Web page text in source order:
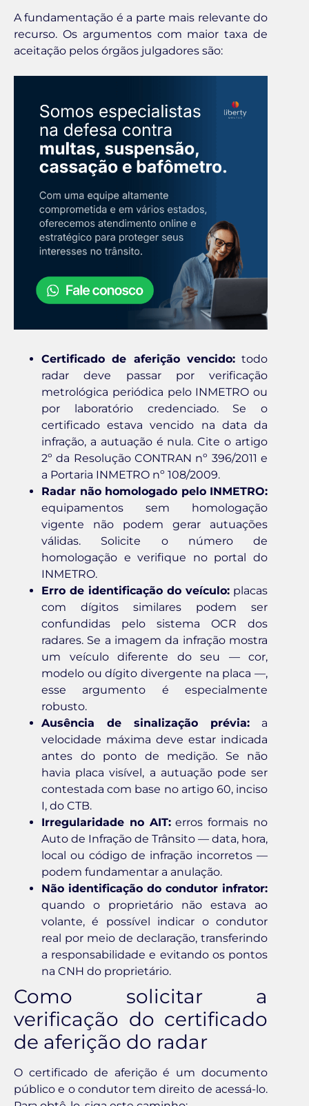
A fundamentação é a parte mais relevante do
recurso. Os argumentos com maior taxa de
aceitação pelos órgãos julgadores são:
Certificado de aferição vencido:todo
radar deve passar por verificação
metrológica periódica pelo INMETRO ou
por laboratório credenciado. Se o
certificado estava vencido na data da
infração, a autuação é nula. Cite o artigo
2º da Resolução CONTRAN nº 396/2011 e
a Portaria INMETRO nº 108/2009.
Radar não homologado pelo INMETRO:
equipamentos sem homologação
vigente não podem gerar autuações
válidas. Solicite o número de
homologação e verifique no portal do
INMETRO.
Erro de identificação do veículo: placas
com dígitos similares podem ser
confundidas pelo sistema OCR dos
radares. Se a imagem da infração mostra
um veículo diferente do seu — cor,
modelo ou dígito divergente na placa —,
esse argumento é especialmente
robusto.
Ausência de sinalização prévia: a
velocidade máxima deve estar indicada
antes do ponto de medição. Se não
havia placa visível, a autuação pode ser
contestada com base no artigo 60, inciso
I, do CTB.
Irregularidade no AIT:erros formais no
Auto de Infração de Trânsito — data, hora,
local ou código de infração incorretos —
podem fundamentar a anulação.
Não identificação do condutor infrator:
quando o proprietário não estava ao
volante, é possível indicar o condutor
real por meio de declaração, transferindo
a responsabilidade e evitando os pontos
na CNH do proprietário.
Como solicitar a
verificação do certificado
de aferição do radar
O certificado de aferição é um documento
público e o condutor tem direito de acessá-lo.